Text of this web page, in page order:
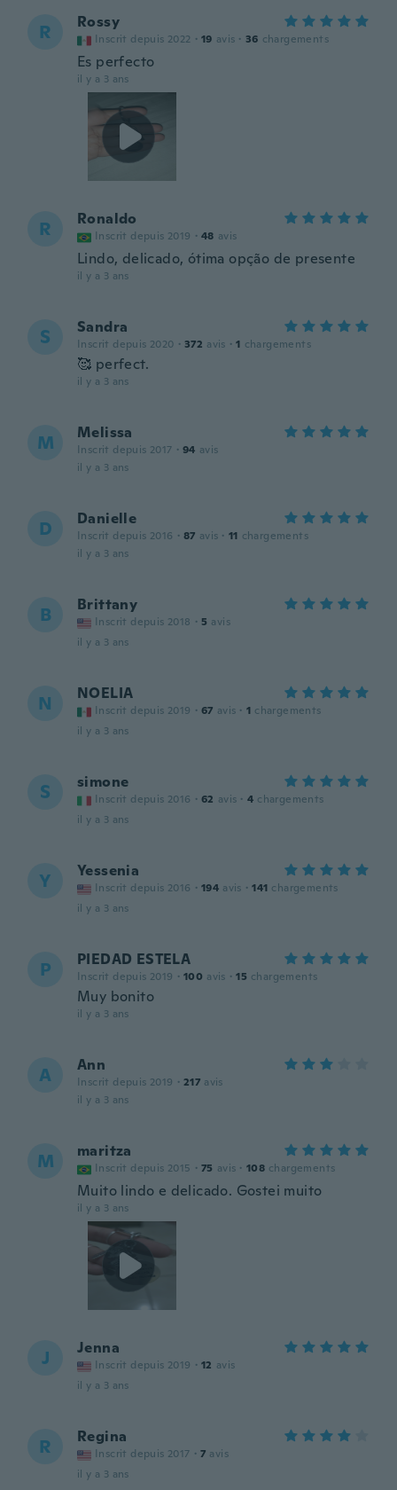
R Rossy
Inscrit depuis 2022 · 19 avis · 36 chargements
Es perfecto
il y a 3 ans
R Ronaldo
Inscrit depuis 2019 · 48 avis
Lindo, delicado, ótima opção de presente
il y a 3 ans
S Sandra
Inscrit depuis 2020 · 372 avis · 1 chargements
🥰 perfect.
il y a 3 ans
M Melissa
Inscrit depuis 2017 · 94 avis
il y a 3 ans
D Danielle
Inscrit depuis 2016 · 87 avis · 11 chargements
il y a 3 ans
B Brittany
Inscrit depuis 2018 · 5 avis
il y a 3 ans
N NOELIA
Inscrit depuis 2019 · 67 avis · 1 chargements
il y a 3 ans
S simone
Inscrit depuis 2016 · 62 avis · 4 chargements
il y a 3 ans
Y Yessenia
Inscrit depuis 2016 · 194 avis · 141 chargements
il y a 3 ans
P PIEDAD ESTELA
Inscrit depuis 2019 · 100 avis · 15 chargements
Muy bonito
il y a 3 ans
A Ann
Inscrit depuis 2019 · 217 avis
il y a 3 ans
M maritza
Inscrit depuis 2015 · 75 avis · 108 chargements
Muito lindo e delicado. Gostei muito
il y a 3 ans
J Jenna
Inscrit depuis 2019 · 12 avis
il y a 3 ans
R Regina
Inscrit depuis 2017 · 7 avis
il y a 3 ans